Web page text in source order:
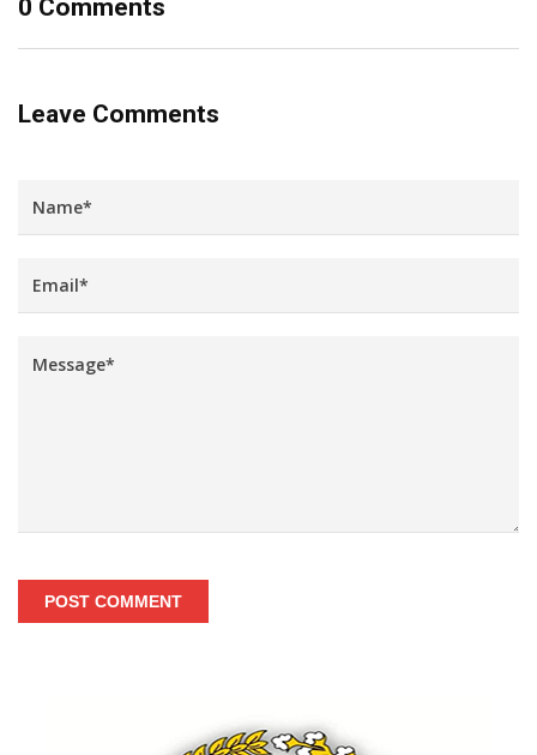
0 Comments
Leave Comments
POST COMMENT